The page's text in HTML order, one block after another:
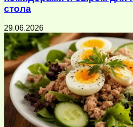
стола
29.06.2026